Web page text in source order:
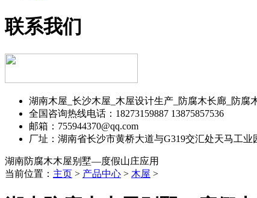
联系我们
湖南木屋_长沙木屋_木屋设计生产_防腐木长廊_防腐
全国咨询热线电话：18273159887 13875857536
邮箱：755944370@qq.com
厂址：湖南省长沙市黄桥大道与G319交汇处天马工业
湖南防腐木木屋别墅—度假山庄应用
当前位置： 主页 > 产品中心 > 木屋 >